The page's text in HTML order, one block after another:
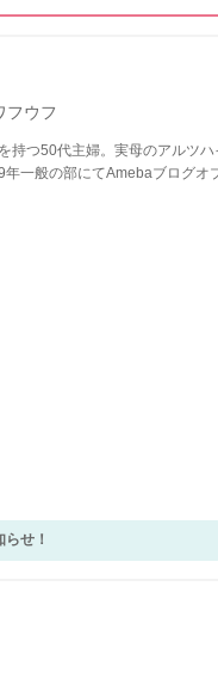
フウフ
持つ50代主婦。実母のアルツ
一般の部にてAmebaブログオ
せ！